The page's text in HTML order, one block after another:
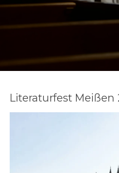
Literaturfest Meißen